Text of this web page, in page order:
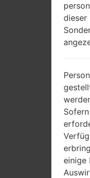
dieser
einige